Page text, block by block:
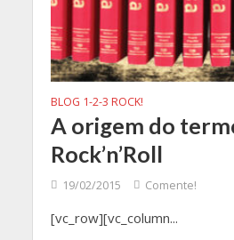
BLOG 1-2-3 ROCK!
A origem do
Rock’n’Roll
19/02/2015 Comente!
[vc_row][vc_column...